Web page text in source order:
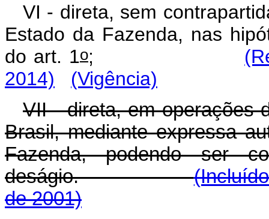
VI - direta, sem
Estado da Fazenda, nas
do art. 1o;
2014)
(Vigência)
VII - direta, em operações
Brasil, mediante expressa
Fazenda, podendo ser
deságio.
de 2001)